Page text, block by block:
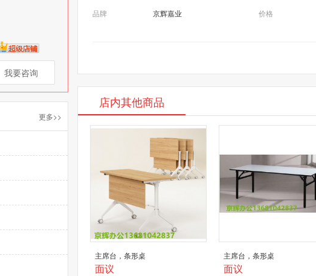
我要咨询
更多>>
品牌 京辉嘉业 价格
店内其他商品
主席台，条形桌
面议
主席台，条形桌
面议